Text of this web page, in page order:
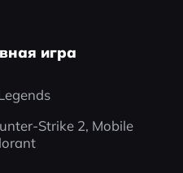
игра
Strike 2, Mobile